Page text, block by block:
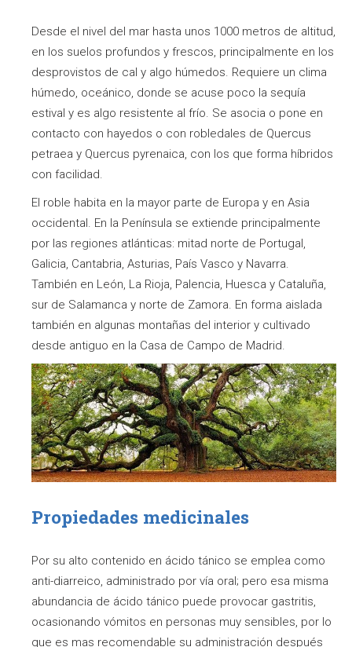
Desde el nivel del mar hasta unos 1000 metros de altitud,
en los suelos profundos y frescos, principalmente en los
desprovistos de cal y algo húmedos. Requiere un clima
húmedo, oceánico, donde se acuse poco la sequía
estival y es algo resistente al frío. Se asocia o pone en
contacto con hayedos o con robledales de Quercus
petraea y Quercus pyrenaica, con los que forma híbridos
con facilidad.
El roble habita en la mayor parte de Europa y en Asia
occidental. En la Península se extiende principalmente
por las regiones atlánticas: mitad norte de Portugal,
Galicia, Cantabria, Asturias, País Vasco y Navarra.
También en León, La Rioja, Palencia, Huesca y Cataluña,
sur de Salamanca y norte de Zamora. En forma aislada
también en algunas montañas del interior y cultivado
desde antiguo en la Casa de Campo de Madrid.
Propiedades medicinales
Por su alto contenido en ácido tánico se emplea como
anti-diarreico, administrado por vía oral; pero esa misma
abundancia de ácido tánico puede provocar gastritis,
ocasionando vómitos en personas muy sensibles, por lo
que es mas recomendable su administración después